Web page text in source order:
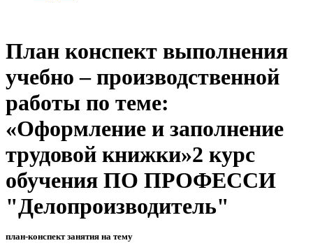
План конспект выполнения
учебно – производственной
работы по теме:
«Оформление и заполнение
трудовой книжки»2 курс
обучения ПО ПРОФЕССИ
"Делопроизводитель"
план-конспект занятия на тему